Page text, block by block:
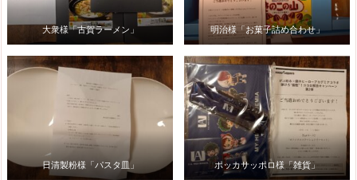
大衆様「古賀ラーメン」 明治様「お菓子詰め合わせ」
日清製粉様「パスタ皿」 ポッカサッポロ様「雑貨」